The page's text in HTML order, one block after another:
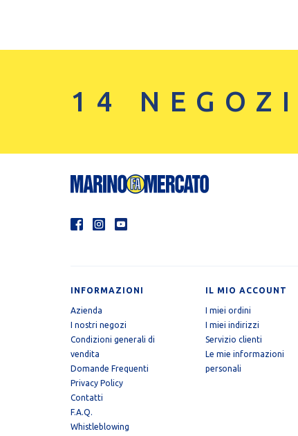
14
INFORMAZIONI
Azienda
I nostri negozi
Condizioni generali di
vendita
Domande Frequenti
Privacy Policy
Contatti
F.A.Q.
Whistleblowing
IL MIO ACCOUNT
I miei ordini
I miei indirizzi
Servizio clienti
Le mie informazioni
personali